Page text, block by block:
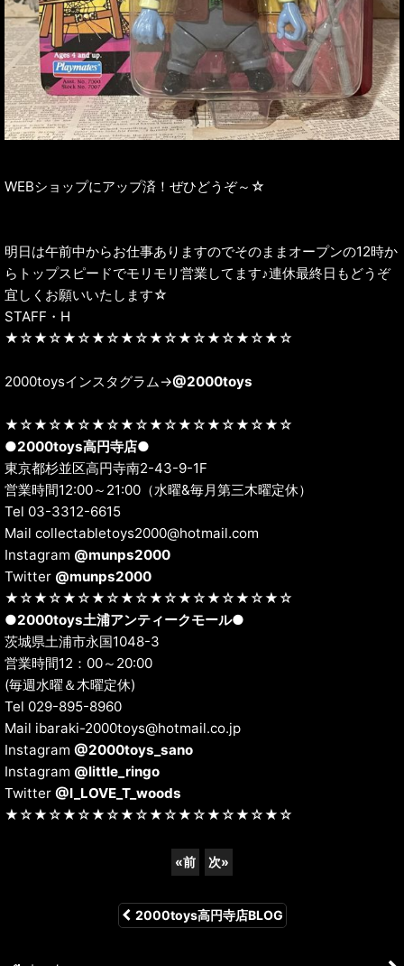
WEBショップにアップ済！ぜひどうぞ～☆
明日は午前中からお仕事ありますのでそのままオープンの12時か
らトップスピードでモリモリ営業してます♪連休最終日もどうぞ
宜しくお願いいたします☆
STAFF・H
★☆★☆★☆★☆★☆★☆★☆★☆★☆★☆
2000toysインスタグラム→@2000toys
★☆★☆★☆★☆★☆★☆★☆★☆★☆★☆
●2000toys高円寺店●
東京都杉並区高円寺南2-43-9-1F
営業時間12:00～21:00（水曜&毎月第三木曜定休）
Tel 03-3312-6615
Mail collectabletoys2000@hotmail.com
Instagram @munps2000
Twitter @munps2000
★☆★☆★☆★☆★☆★☆★☆★☆★☆★☆
●2000toys土浦アンティークモール●
茨城県土浦市永国1048-3
営業時間12：00～20:00
(毎週水曜＆木曜定休)
Tel 029-895-8960
Mail ibaraki-2000toys@hotmail.co.jp
Instagram @2000toys_sano
Instagram @little_ringo
Twitter @I_LOVE_T_woods
★☆★☆★☆★☆★☆★☆★☆★☆★☆★☆
«前 次»
2000toys高円寺店BLOG